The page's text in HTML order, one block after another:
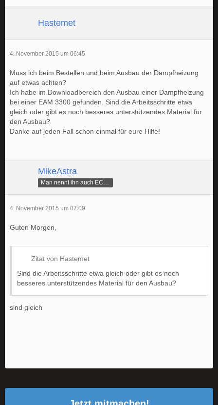
Hastemet
4. November 2015 um 06:45
Muss ich beim Bestellen und beim Ausbau der Dampfheizung
auf etwas achten?
Ich habe im Downloadbereich den Ausbau einer Dampfheizung
bei einer EAM 3300 gefunden. Sind die Arbeitsschritte etwa
gleich oder gibt es noch besseres unterstützendes Material für
den Ausbau?
Danke auf jeden Fall schon einmal für eure Hilfe!
MikeAstra
4. November 2015 um 07:09
Guten Morgen,
Zitat von Hastemet
Sind die Arbeitsschritte etwa gleich oder gibt es noch
besseres unterstützendes Material für den Ausbau?
sind gleich